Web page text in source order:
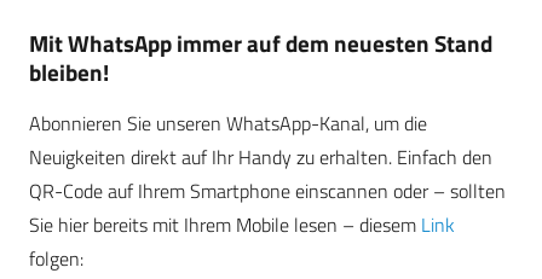
Mit WhatsApp immer auf dem neuesten Stand
bleiben!
Abonnieren Sie unseren WhatsApp-Kanal, um die
Neuigkeiten direkt auf Ihr Handy zu erhalten. Einfach den
QR-Code auf Ihrem Smartphone einscannen oder – sollten
Sie hier bereits mit Ihrem Mobile lesen – diesem Link
folgen: